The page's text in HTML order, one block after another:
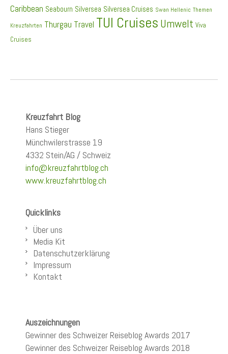
Caribbean Seabourn Silversea Silversea Cruises Swan Hellenic Themen
Kreuzfahrten Thurgau Travel TUI Cruises Umwelt Viva
Cruises
Kreuzfahrt Blog
Hans Stieger
Münchwilerstrasse 19
4332 Stein/AG / Schweiz
info@kreuzfahrtblog.ch
www.kreuzfahrtblog.ch
Quicklinks
Über uns
Media Kit
Datenschutzerklärung
Impressum
Kontakt
Auszeichnungen
Gewinner des Schweizer Reiseblog Awards 2017
Gewinner des Schweizer Reiseblog Awards 2018